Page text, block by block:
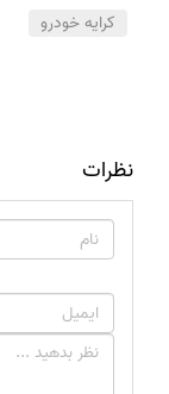
کرایه خودرو
نظرات